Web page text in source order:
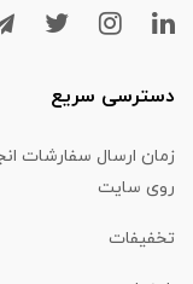
دسترسی سریع
زمان ارسال سفارشات
روی سایت
تخفیفات